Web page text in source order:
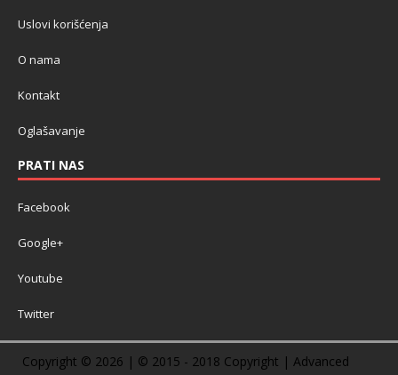
Uslovi korišćenja
O nama
Kontakt
Oglašavanje
PRATI NAS
Facebook
Google+
Youtube
Twitter
Copyright © 2026 | © 2015 - 2018 Copyright | Advanced